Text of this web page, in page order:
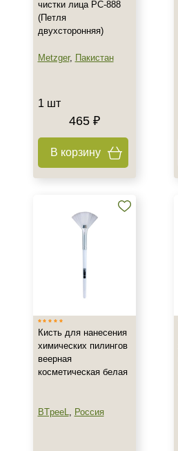
чистки лица РС-888
(Петля
двухсторонняя)
Metzger, Пакистан
1 шт
465 ₽
В корзину
Кисть для нанесения
химических пилингов
веерная
косметическая белая
BTpeeL, Россия